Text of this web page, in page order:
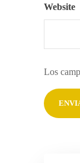
Website
Los